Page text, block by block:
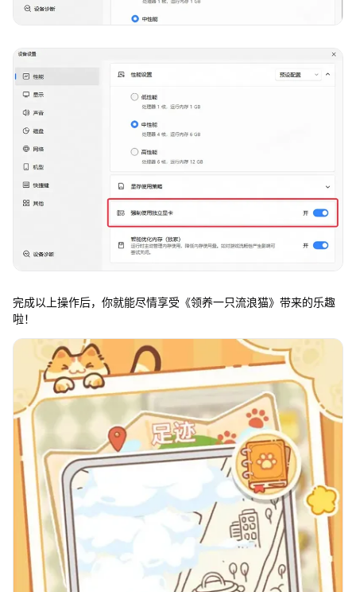
完成以上操作后，你就能尽情享受《领养一只流浪猫》带来的乐趣
啦！